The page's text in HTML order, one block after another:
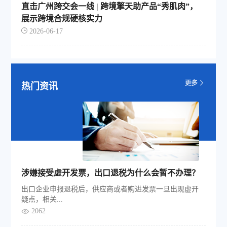
直击广州跨交会一线 | 跨境擎天助产品“秀肌肉”，
展示跨境合规硬核实力
2026-06-17
热门资讯
涉嫌接受虚开发票，出口退税为什么会暂不办理？
出口企业申报退税后，供应商或者购进发票一旦出现虚开
疑点，相关...
2062